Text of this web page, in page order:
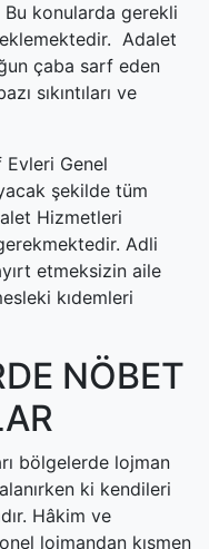
konularda gerekli
Adalet
çaba sarf eden
sıkıntıları ve
Evleri Genel
şekilde tüm
Hizmetleri
gerekmektedir. Adli
etmeksizin aile
kıdemleri
NÖBET
bölgelerde lojman
ki kendileri
Hâkim ve
lojmandan kısmen